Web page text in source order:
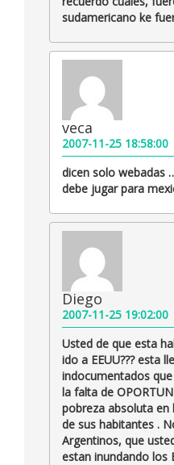
sudamericano ke
veca
2007-11-25 18:58:00
dicen solo webadas
debe jugar para
Diego
2007-11-25 19:02:00
Usted de que esta
ido a EEUU??? esta
indocumentados
la falta de
pobreza absoluta en
de sus habitantes .
Argentinos, que
estan inundando los